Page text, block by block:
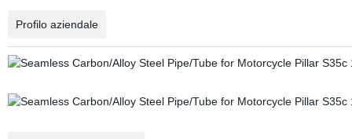
Profilo aziendale